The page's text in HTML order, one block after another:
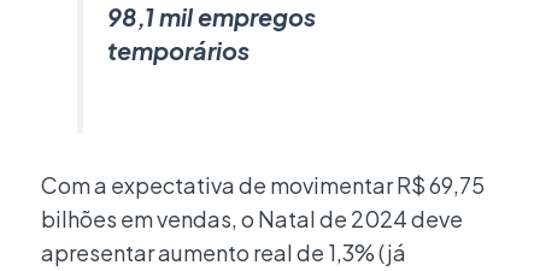
98,1 mil empregos
temporários
Com a expectativa de movimentar R$ 69,75
bilhões em vendas, o Natal de 2024 deve
apresentar aumento real de 1,3% (já